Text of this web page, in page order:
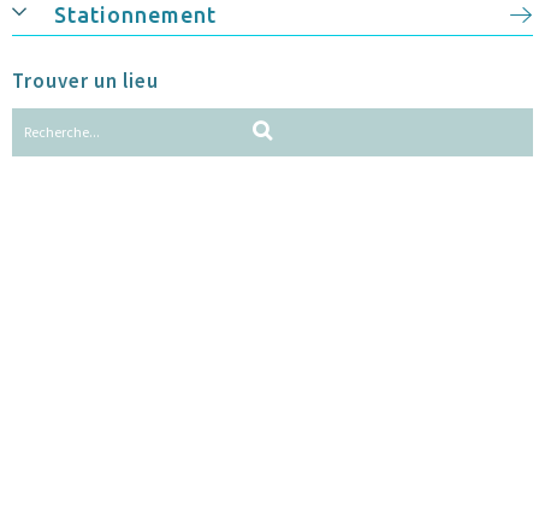
Stationnement
Trouver un lieu